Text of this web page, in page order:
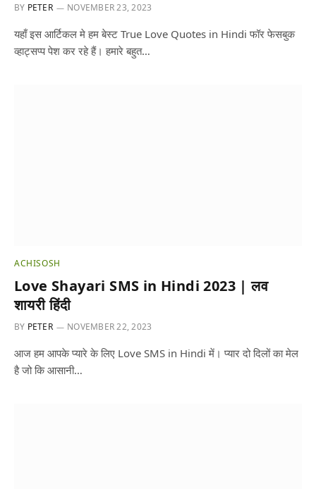
BY PETER NOVEMBER 23, 2023
यहाँ इस आर्टिकल मे हम बेस्ट True Love Quotes in Hindi फॉर फेसबुक
व्हाट्सप्प पेश कर रहे हैं। हमारे बहुत…
ACHISOSH
Love Shayari SMS in Hindi 2023 | लव
शायरी हिंदी
BY PETER NOVEMBER 22, 2023
आज हम आपके प्यारे के लिए Love SMS in Hindi में। प्यार दो दिलों का मेल
है जो कि आसानी…